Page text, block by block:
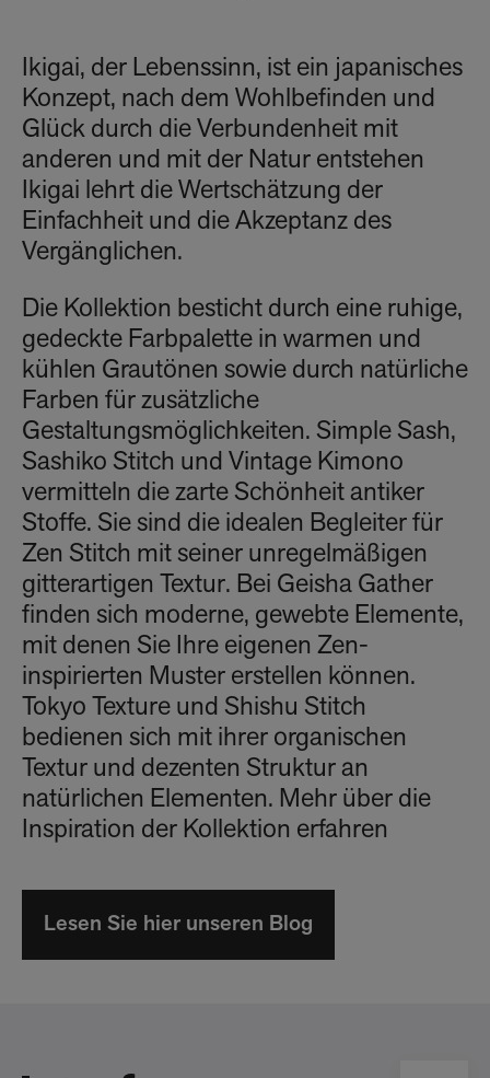
Ikigai, der Lebenssinn, ist ein japanisches
Konzept, nach dem Wohlbefinden und
Glück durch die Verbundenheit mit
anderen und mit der Natur entstehen
Ikigai lehrt die Wertschätzung der
Einfachheit und die Akzeptanz des
Vergänglichen.
Die Kollektion besticht durch eine ruhige,
gedeckte Farbpalette in warmen und
kühlen Grautönen sowie durch natürliche
Farben für zusätzliche
Gestaltungsmöglichkeiten. Simple Sash,
Sashiko Stitch und Vintage Kimono
vermitteln die zarte Schönheit antiker
Stoffe. Sie sind die idealen Begleiter für
Zen Stitch mit seiner unregelmäßigen
gitterartigen Textur. Bei Geisha Gather
finden sich moderne, gewebte Elemente,
mit denen Sie Ihre eigenen Zen-
inspirierten Muster erstellen können.
Tokyo Texture und Shishu Stitch
bedienen sich mit ihrer organischen
Textur und dezenten Struktur an
natürlichen Elementen. Mehr über die
Inspiration der Kollektion erfahren
Lesen Sie hier unseren Blog